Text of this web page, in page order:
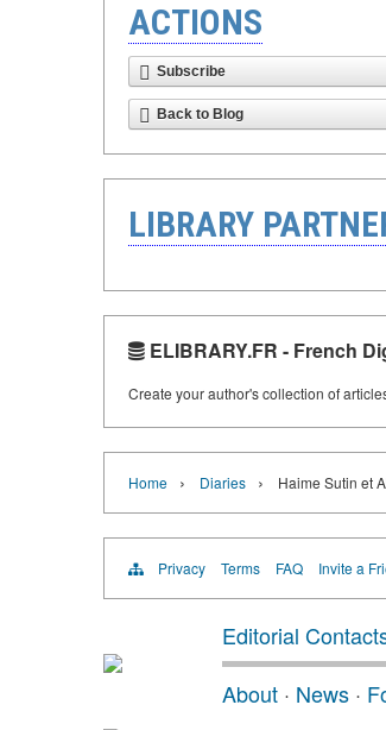
ACTIONS
Subscribe
Back to Blog
LIBRARY
ELIBRARY.FR - French
Create your author's collection of
Home › Diaries › Haime Sutin et
Privacy Terms FAQ Invite a
Editorial
About · News ·